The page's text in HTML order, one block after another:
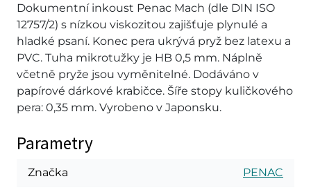
Dokumentní inkoust Penac Mach (dle DIN ISO
12757/2) s nízkou viskozitou zajišťuje plynulé a
hladké psaní. Konec pera ukrývá pryž bez latexu a
PVC. Tuha mikrotužky je HB 0,5 mm. Náplně
včetně pryže jsou vyměnitelné. Dodáváno v
papírové dárkové krabičce. Šíře stopy kuličkového
pera: 0,35 mm. Vyrobeno v Japonsku.
Parametry
Značka PENAC